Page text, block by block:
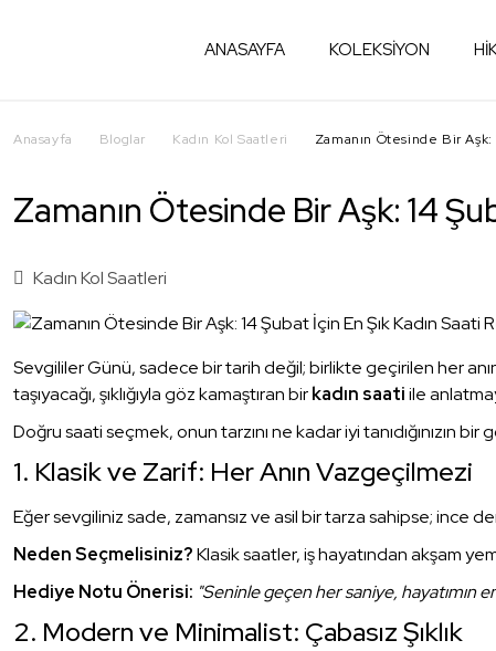
ANASAYFA KOLEKSİYON
Anasayfa Bloglar Kadın Kol Saatleri Zamanın Ötesinde Bir Aşk:
Zamanın Ötesinde Bir Aşk: 14
Kadın Kol Saatleri
Sevgililer Günü, sadece bir tarih değil; birlikte geçirilen her
taşıyacağı, şıklığıyla göz kamaştıran birkadın saatiile
Doğru saati seçmek, onun tarzını ne kadar iyi tanıdığınızın
1. Klasik ve Zarif: Her Anın Vazgeçilmezi
Eğer sevgiliniz sade, zamansız ve asil bir tarza sahipse; ince
Neden Seçmelisiniz?Klasik saatler, iş hayatından akşam
Hediye Notu Önerisi: "Seninle geçen her saniye, hayatımın
2. Modern ve Minimalist: Çabasız Şıklık